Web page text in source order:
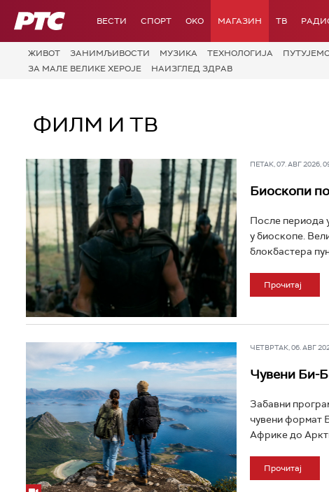
РТС ВЕСТИ СПОРТ OKO МАГАЗИН ТВ
ЖИВОТ ЗАНИМЉИВОСТИ МУЗИКА ТЕХНОЛОГИЈA
ЗА МАЛЕ ВЕЛИКЕ ХЕРОЈЕ
НАИЗГЛЕД ЗДРАВ
ФИЛМ И ТВ
ПЕТАК, 07. АВГ 2026,
Биоскопи
После периода
у биоскопе.
блокбастера
Прочитај
ЧЕТВРТАК, 06. АВГ
Чувени Би-
Забавни
чувени формат
Африке до
Прочитај